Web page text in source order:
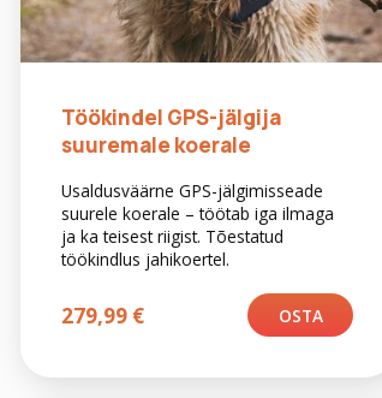
Töökindel GPS-jälgija
suuremale koerale
Usaldusväärne GPS-jälgimisseade
suurele koerale – töötab iga ilmaga
ja ka teisest riigist. Tõestatud
töökindlus jahikoertel.
279,99 € OSTA